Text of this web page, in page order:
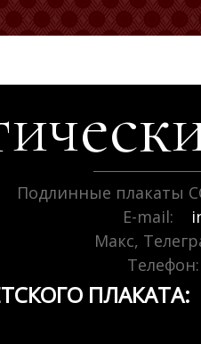
Подлинные плакаты
E-mail:
Макс,
Телефон:
ПЛАКАТА: